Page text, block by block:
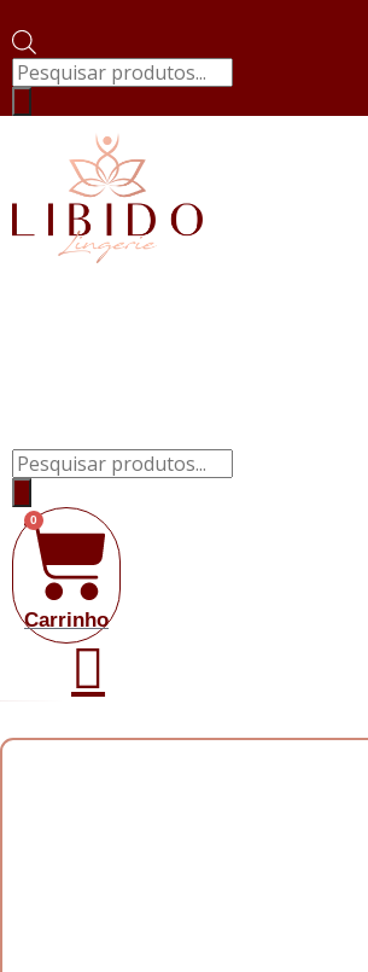
Pesquisar
produtos
Pesquisar
produtos
0
Carrinho